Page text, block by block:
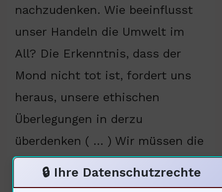
nachzudenken. Wie beeinflusst
unser Handeln die Umwelt im
All? Die Erkenntnis, dass der
Mond nicht tot ist, fordert uns
heraus, unsere ethischen
Überlegungen in derzu
überdenken ( … ) Wir müssen die
Natur des Mondes respektieren :
Wie können wir sicherstellen,
🔒 Ihre Datenschutzrechte